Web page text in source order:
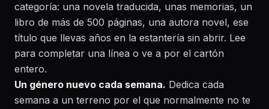
categoría: una novela traducida, unas memorias, un
libro de más de 500 páginas, una autora novel, ese
título que llevas años en la estantería sin abrir. Lee
para completar una línea o ve a por el cartón
entero.
Un género nuevo cada semana. Dedica cada
semana a un terreno por el que normalmente no te